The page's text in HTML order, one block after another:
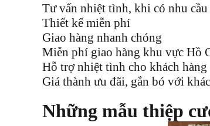
Tư vấn nhiệt tình, khi có nhu
Thiết kế miễn phí
Giao hàng nhanh chóng
Miễn phí giao hàng khu vực Hồ
Hỗ trợ nhiệt tình cho khách
Giá thành ưu đãi, gắn bó với
Những mẫu thiệp